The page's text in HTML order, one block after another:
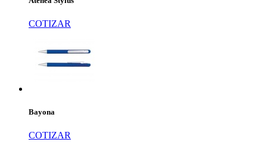
COTIZAR
Bayona
COTIZAR